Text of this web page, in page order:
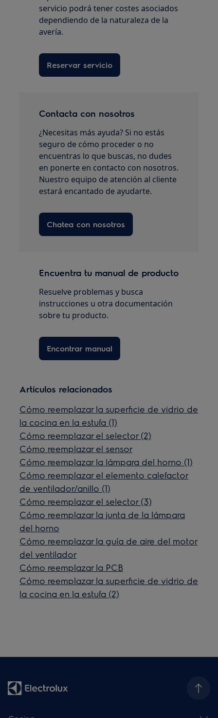
servicio podrá tener costes asociados
dependiendo de la naturaleza de la
avería.
Reservar servicio
Contacta con nosotros
¿Necesitas más ayuda? Si no estás
seguro de cómo proceder o no
encuentras lo que buscas, no dudes
en ponerte en contacto con nosotros.
Nuestro equipo de atención al cliente
estará encantado de ayudarte.
Chatea con nosotros
Encuentra tu manual de producto
Resuelve problemas y busca
instrucciones u otra documentación
sobre tu producto.
Encontrar manual
Artículos relacionados
Cómo reemplazar la superficie de vidrio de
la cocina en la estufa (1)
Cómo reemplazar el selector (2)
Cómo reemplazar el sensor
Cómo reemplazar la lámpara del horno (1)
Cómo reemplazar el elemento calefactor
de ventilador/anillo (1)
Cómo reemplazar el selector (3)
Cómo reemplazar la junta de la lámpara
del horno
Cómo reemplazar la guía de aire del motor
del ventilador
Cómo reemplazar la PCB
Cómo reemplazar la superficie de vidrio de
la cocina en la estufa (2)